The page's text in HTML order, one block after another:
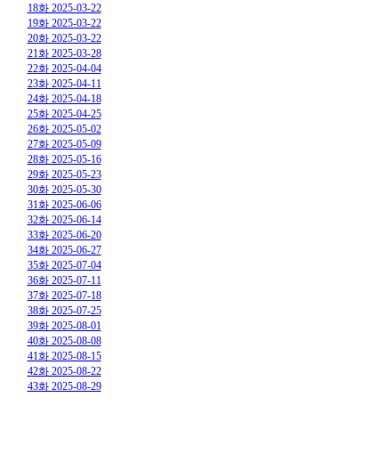
18화 2025-03-22
19화 2025-03-22
20화 2025-03-22
21화 2025-03-28
22화 2025-04-04
23화 2025-04-11
24화 2025-04-18
25화 2025-04-25
26화 2025-05-02
27화 2025-05-09
28화 2025-05-16
29화 2025-05-23
30화 2025-05-30
31화 2025-06-06
32화 2025-06-14
33화 2025-06-20
34화 2025-06-27
35화 2025-07-04
36화 2025-07-11
37화 2025-07-18
38화 2025-07-25
39화 2025-08-01
40화 2025-08-08
41화 2025-08-15
42화 2025-08-22
43화 2025-08-29